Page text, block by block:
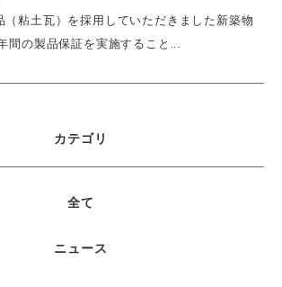
（粘土瓦）を採用していただきました新築物
間の製品保証を実施すること...
カテゴリ
全て
ニュース